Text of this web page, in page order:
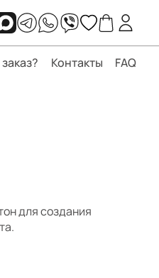
Контакты FAQ
для создания